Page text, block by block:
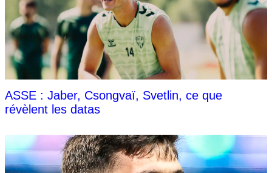
ASSE : Jaber, Csongvaï, Svetlin, ce que
révèlent les datas